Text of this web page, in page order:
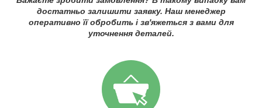
достатньо залишити заявку. Наш менеджер
оперативно її обробить і зв'яжеться з вами для
уточнення деталей.